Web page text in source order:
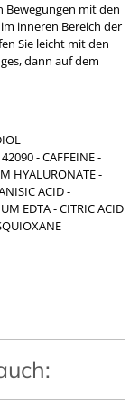
Bewegungen mit den
inneren Bereich der
Sie leicht mit den
dann auf dem
-
- CAFFEINE -
HYALURONATE -
ACID -
EDTA - CITRIC ACID